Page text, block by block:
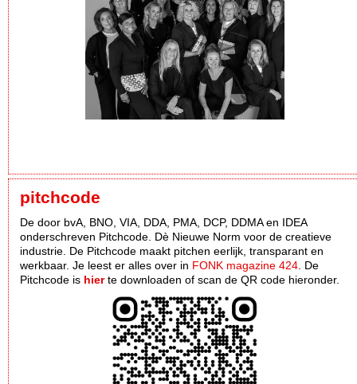
pitchcode
De door bvA, BNO, VIA, DDA, PMA, DCP, DDMA en IDEA
onderschreven Pitchcode. Dè Nieuwe Norm voor de creatieve
industrie. De Pitchcode maakt pitchen eerlijk, transparant en
werkbaar. Je leest er alles over in FONK magazine 424 . De
Pitchcode is hierte downloaden of scan de QR code hieronder.